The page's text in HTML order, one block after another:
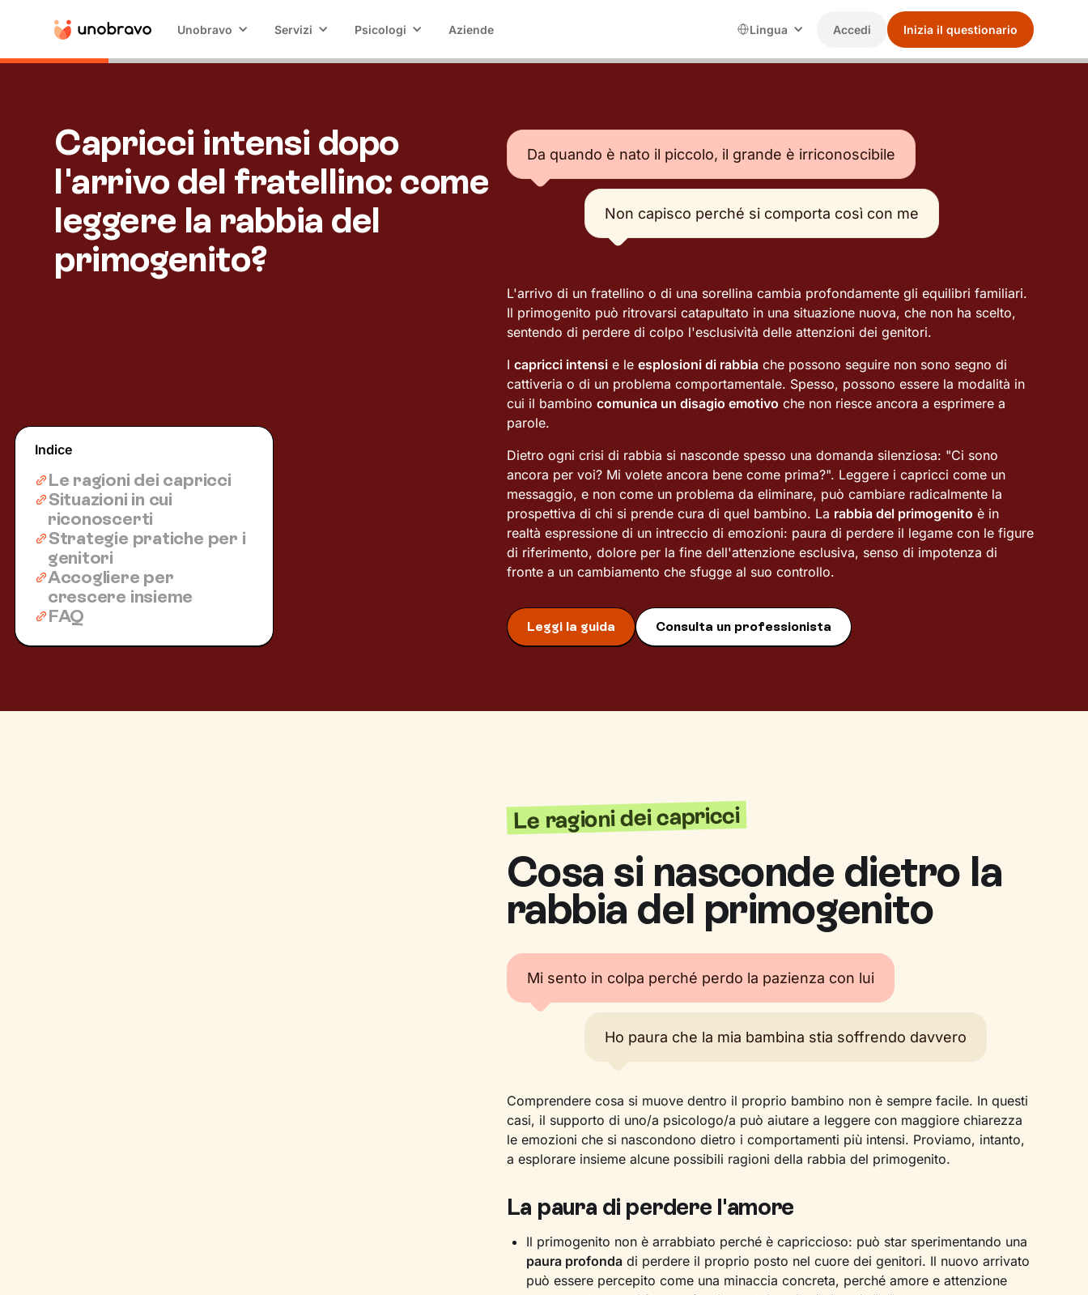
Unobravo Servizi Psicologi Aziende Lingua Accedi Inizia il questionario
Indice
Le ragioni dei capricci
Situazioni in cui
riconoscerti
Strategie pratiche per i
genitori
Accogliere per
crescere insieme
FAQ
Capricci intensi dopo
l'arrivo del fratellino: come
leggere la rabbia del
primogenito?
Da quando è nato il piccolo, il grande è irriconoscibile
Non capisco perché si comporta così con me
L'arrivo di un fratellino o di una sorellina cambia profondamente gli equilibri familiari.
Il primogenito può ritrovarsi catapultato in una situazione nuova, che non ha scelto,
sentendo di perdere di colpo l'esclusività delle attenzioni dei genitori.
I capricci intensie le esplosioni di rabbiache possono seguire non sono segno di
cattiveria o di un problema comportamentale. Spesso, possono essere la modalità in
cui il bambino comunica un disagio emotivo che non riesce ancora a esprimere a
parole.
Dietro ogni crisi di rabbia si nasconde spesso una domanda silenziosa: "Ci sono
ancora per voi? Mi volete ancora bene come prima?". Leggere i capricci come un
messaggio, e non come un problema da eliminare, può cambiare radicalmente la
prospettiva di chi si prende cura di quel bambino. La rabbia del primogenito è in
realtà espressione di un intreccio di emozioni: paura di perdere il legame con le figure
di riferimento, dolore per la fine dell'attenzione esclusiva, senso di impotenza di
fronte a un cambiamento che sfugge al suo controllo.
Leggi la guida Consulta un professionista
Le ragioni dei capricci
Cosa si nasconde dietro la
rabbia del primogenito
Mi sento in colpa perché perdo la pazienza con lui
Ho paura che la mia bambina stia soffrendo davvero
Comprendere cosa si muove dentro il proprio bambino non è sempre facile. In questi
casi, il supporto di uno/a psicologo/a può aiutare a leggere con maggiore chiarezza
le emozioni che si nascondono dietro i comportamenti più intensi. Proviamo, intanto,
a esplorare insieme alcune possibili ragioni della rabbia del primogenito.
La paura di perdere l'amore
Il primogenito non è arrabbiato perché è capriccioso: può star sperimentando una
paura profondadi perdere il proprio posto nel cuore dei genitori. Il nuovo arrivato
può essere percepito come una minaccia concreta, perché amore e attenzione